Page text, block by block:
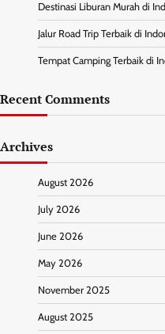
Destinasi Liburan Murah di
Jalur Road Trip Terbaik di
Tempat Camping Terbaik di
Recent Comments
Archives
August 2026
July 2026
June 2026
May 2026
November 2025
August 2025